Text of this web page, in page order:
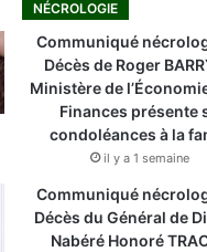
NÉCROLOGIE
Communiqué
Décès de Roger
Ministère de
Finances présente
condoléances à la
il y a 1 semaine
Communiqué
Décès du Général de
Nabéré Honoré